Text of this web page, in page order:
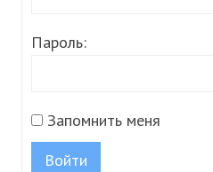
Пароль:
Запомнить меня
Войти